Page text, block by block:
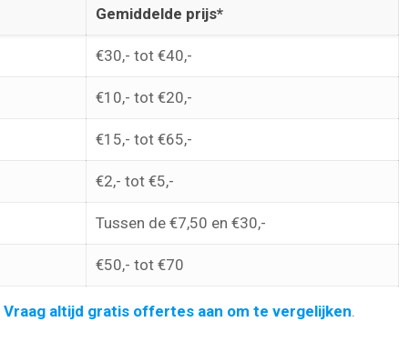
Gemiddelde prijs*
€30,- tot €40,-
€10,- tot €20,-
€15,- tot €65,-
€2,- tot €5,-
Tussen de €7,50 en €30,-
€50,- tot €70
Vraag altijd gratis offertes aan om te vergelijken.